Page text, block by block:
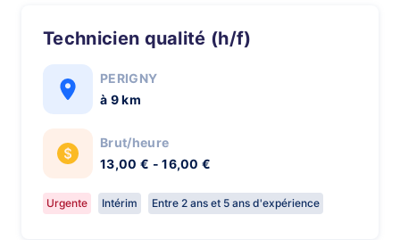
Technicien qualité (h/f)
PERIGNY
à 9 km
Brut/heure
13,00 € - 16,00 €
Urgente Intérim Entre 2 ans et 5 ans d'expérience